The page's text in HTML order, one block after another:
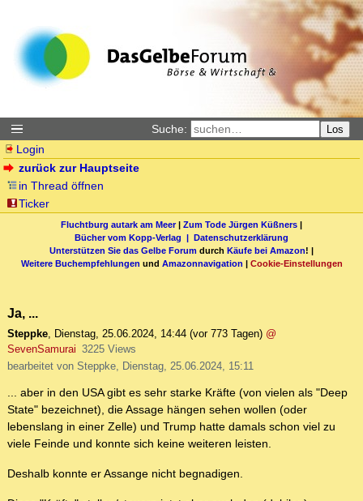
Suche: Los
Login
zurück zur Hauptseite
in Thread öffnen
Ticker
Fluchtburg autark am Meer| Zum Tode Jürgen Küßners |
Bücher vom Kopp-Verlag | Datenschutzerklärung
Unterstützen Sie das Gelbe Forum durch Käufe bei Amazon! |
Weitere Buchempfehlungen und Amazonnavigation | Cookie-Einstellungen
Ja, ...
Steppke, Dienstag, 25.06.2024, 14:44 (vor 773 Tagen) @
SevenSamurai 3225 Views
bearbeitet von Steppke, Dienstag, 25.06.2024, 15:11
... aber in den USA gibt es sehr starke Kräfte (von vielen als "Deep
State" bezeichnet), die Assage hängen sehen wollen (oder
lebenslang in einer Zelle) und Trump hatte damals schon viel zu
viele Feinde und konnte sich keine weiteren leisten.
Deshalb konnte er Assange nicht begnadigen.